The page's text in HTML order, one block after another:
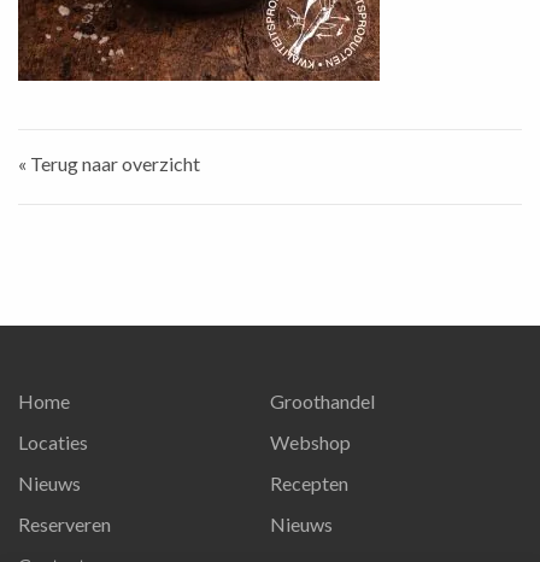
« Terug naar overzicht
Home
Locaties
Nieuws
Reserveren
Groothandel
Webshop
Recepten
Nieuws